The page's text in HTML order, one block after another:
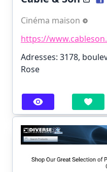
Cinéma maison
https://
Adresses: 3178,
Rose